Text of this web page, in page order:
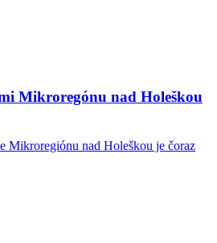
Mikroregónu nad Holeškou
Mikroregiónu nad Holeškou je čoraz